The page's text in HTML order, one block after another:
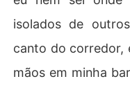
isolados de
canto do corredor,
mãos em minha